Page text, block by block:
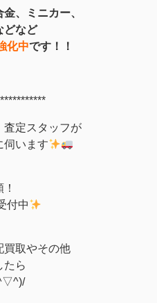
、ミニカー、
どなど
化中です！！
査定スタッフが
伺います
付中
買取やその他
たら